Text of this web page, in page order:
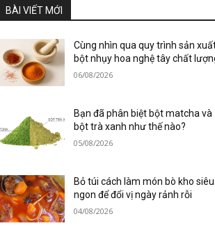
BÀI VIẾT MỚI
Cùng nhìn qua quy trình sản
bột nhụy hoa nghệ tây chất
06/08/2026
Bạn đã phân biệt bột matcha và
bột trà xanh như thế nào?
05/08/2026
Bỏ túi cách làm món bò kho siêu
ngon để đổi vị ngày rảnh rỗi
04/08/2026